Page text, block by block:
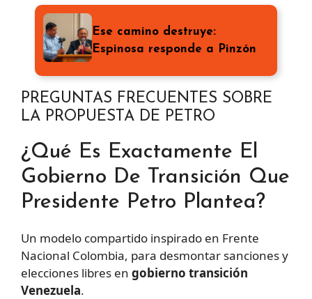
Ese camino destruye:
Espinosa responde a Pinzón
PREGUNTAS FRECUENTES SOBRE
LA PROPUESTA DE PETRO
¿Qué Es Exactamente El
Gobierno De Transición Que
Presidente Petro Plantea?
Un modelo compartido inspirado en Frente
Nacional Colombia, para desmontar sanciones y
elecciones libres en gobierno transición
Venezuela.